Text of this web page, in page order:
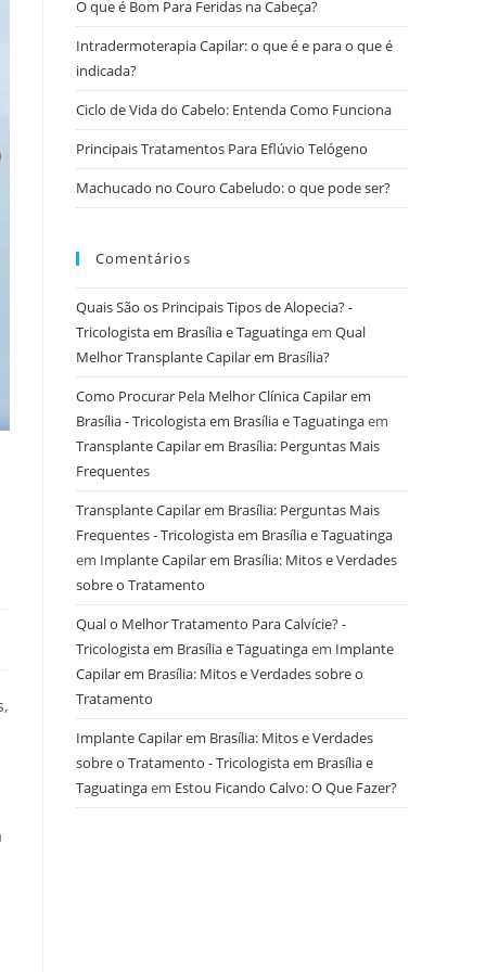
O que é Bom Para Feridas na Cabeça?
Intradermoterapia Capilar: o que é e para o que é
indicada?
Ciclo de Vida do Cabelo: Entenda Como Funciona
Principais Tratamentos Para Eflúvio Telógeno
Machucado no Couro Cabeludo: o que pode ser?
Comentários
Quais São os Principais Tipos de Alopecia? -
Tricologista em Brasília e Taguatingaem Qual
Melhor Transplante Capilar em Brasília?
Como Procurar Pela Melhor Clínica Capilar em
Brasília - Tricologista em Brasília e Taguatingaem
Transplante Capilar em Brasília: Perguntas Mais
Frequentes
Transplante Capilar em Brasília: Perguntas Mais
Frequentes - Tricologista em Brasília e Taguatinga
em Implante Capilar em Brasília: Mitos e Verdades
sobre o Tratamento
Qual o Melhor Tratamento Para Calvície? -
Tricologista em Brasília e Taguatingaem Implante
Capilar em Brasília: Mitos e Verdades sobre o
Tratamento
Implante Capilar em Brasília: Mitos e Verdades
sobre o Tratamento - Tricologista em Brasília e
Taguatingaem Estou Ficando Calvo: O Que Fazer?